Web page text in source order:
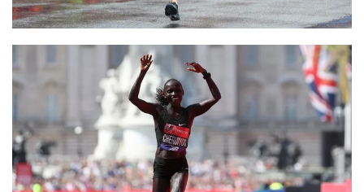
备
练
视
频
用